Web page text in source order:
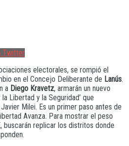
Twitter
electorales, se rompió el
en el Concejo Deliberante de Lanús.
a Diego Kravetz, armarán un nuevo
Libertad y la Seguridad’ que
Milei. Es un primer paso antes de
Avanza. Para mostrar el peso
buscarán replicar los distritos donde